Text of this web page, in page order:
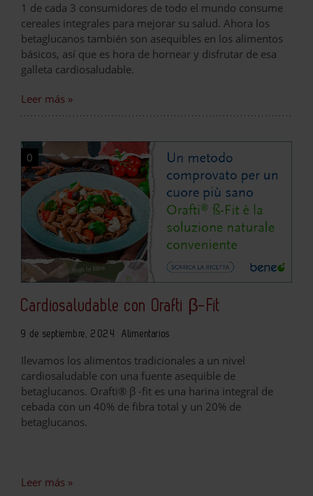
1 de cada 3 consumidores de todo el mundo consume
cereales integrales para mejorar su salud. Ahora los
betaglucanos también son asequibles en los alimentos
básicos, así que es hora de hornear y disfrutar de esa
galleta cardiosaludable.
Leer más »
0
Cardiosaludable con Orafti β-Fit
9 de septiembre, 2024 Alimentarios
Ilevamos los alimentos tradicionales a un nivel
cardiosaludable con una fuente asequible de
betaglucanos. Orafti® β -fit es una harina integral de
cebada con un 40% de fibra total y un 20% de
betaglucanos.
Leer más »